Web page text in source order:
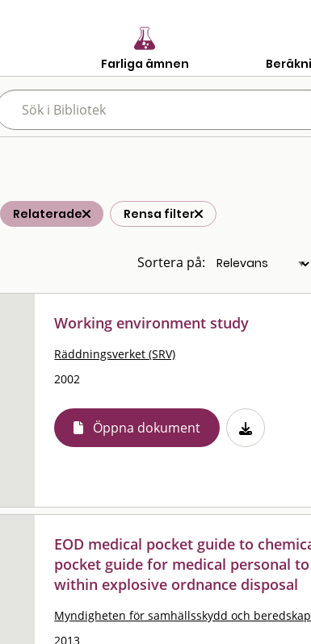
Farliga ämnen
Relaterade Rensa filter
Sortera på:
Working environment study
Räddningsverket (SRV)
2002
Öppna dokument
EOD medical pocket guide to
pocket guide for medical personal
within explosive ordnance disposal
Myndigheten för samhällsskydd och beredskap
2013